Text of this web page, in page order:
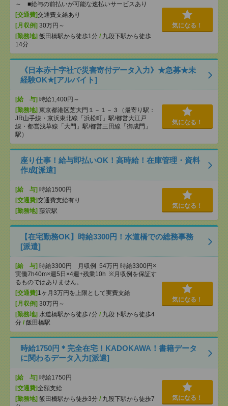
～ ■給与の前払いが可能な速払いサービスあり
[交通費]交通費支給あり
[月収例] 30万円～
[勤務地] 飯田橋駅から徒歩1分 / 九段下駅から徒歩
14分
気になる！
《日本赤十字社で災害寄付データ入力》★急募★未
経験OK★[アルバイト]
[給 与] 時給1,400円～
[勤務地] 東京都港区芝大門１－１－３（最寄り駅：
JR山手線・京浜東北線「浜松町」駅/都営大江戸
線・都営浅草線「⼤⾨」駅/都営三田線「御成⾨」
駅）
気になる！
座り仕事！給与即払いOK！高時給！在庫管理・資料
作成[派遣]
[給 与] 時給1500円
[交通費]交通費支給有り
[勤務地] 藤沢駅
気になる！
【在宅勤務OK】時給3300円！水道橋での総務事務
[派遣]
[給 与] 時給3300円 月収例 54万円 時給3300円×
実働7h40m×週5日×4週+残業10h ※月収例を保証す
るものではありません。
[交通費] 1ヶ月3万円を上限として実費支給
[月収例] 30万円～
[勤務地] 水道橋駅から徒歩7分 / 九段下駅から徒歩4
分 / 飯田橋駅
気になる！
時給1750円＊完全在宅！KADOKAWA！書籍データ
に関わるデータ入力[派遣]
[給 与] 時給1750円
[交通費]全額支給
[勤務地] 飯田橋駅から徒歩3分 / 九段下駅から徒歩7
気になる！